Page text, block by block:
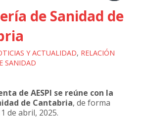
de Sanidad de
Y ACTUALIDAD, RELACIÓN
SANIDAD
de AESPI se reúne con la
de Cantabria, de forma
de abril, 2025.